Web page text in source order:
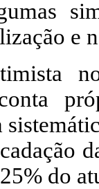
e
do